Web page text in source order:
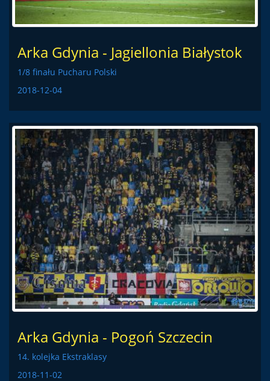
Arka Gdynia - Jagiellonia Białystok
1/8 finału Pucharu Polski
2018-12-04
Arka Gdynia - Pogoń Szczecin
14. kolejka Ekstraklasy
2018-11-02